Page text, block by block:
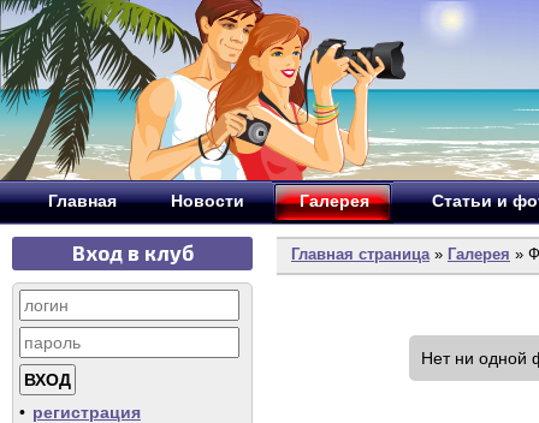
Главная Новости Галерея Статьи и
Вход в клуб
• регистрация
Главная страница» Галерея »
Нет ни одной